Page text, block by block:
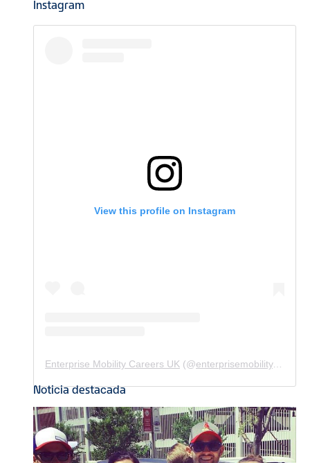
Instagram
View this profile on Instagram
Enterprise Mobility Careers UK (@enterprisemobility.careers.uk
Noticia destacada